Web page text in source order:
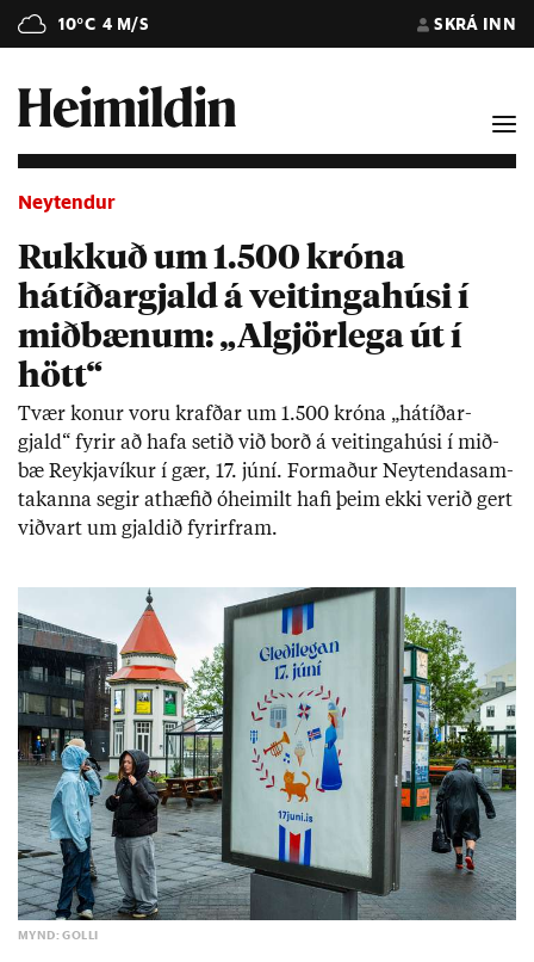
10°C 4 M/S SKRÁ INN
Neytendur
Rukkuð um 1.500 króna
hátíðargjald á veitingahúsi í
miðbænum: „Algjörlega út í
hött“
Tvær kon­ur voru krafð­ar um 1.500 króna „há­tíð­ar­
gjald“ fyr­ir að hafa set­ið við borð á veit­inga­húsi í mið­
bæ Reykja­vík­ur í gær, 17. júní. Formað­ur Neyt­enda­sam­
tak­anna seg­ir at­hæf­ið óheim­ilt hafi þeim ekki ver­ið gert
við­vart um gjald­ið fyr­ir­fram.
MYND: GOLLI